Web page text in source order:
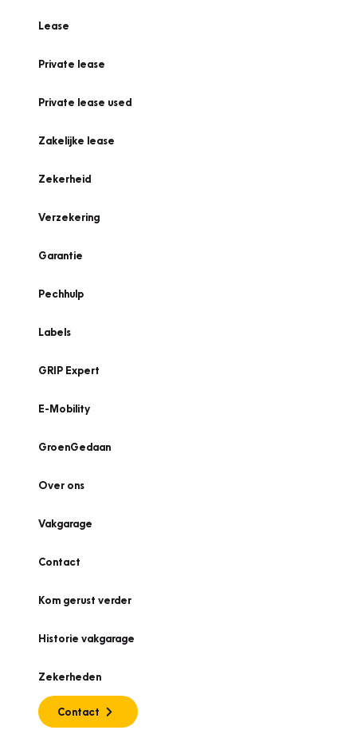
Lease
Private lease
Private lease used
Zakelijke lease
Zekerheid
Verzekering
Garantie
Pechhulp
Labels
GRIP Expert
E-Mobility
GroenGedaan
Over ons
Vakgarage
Contact
Kom gerust verder
Historie vakgarage
Zekerheden
Contact